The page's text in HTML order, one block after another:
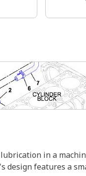
in a
design features a